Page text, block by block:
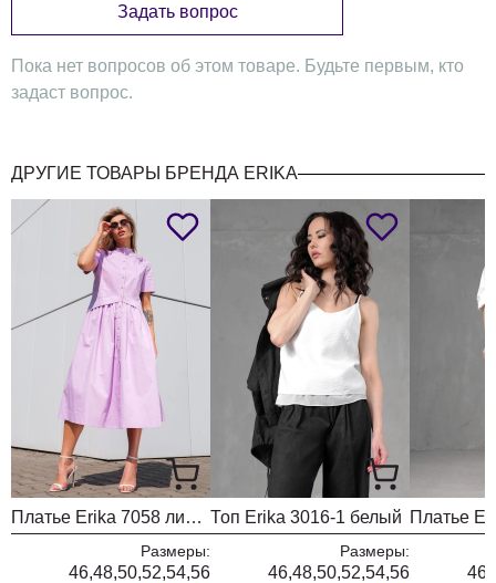
Задать вопрос
Пока нет вопросов об этом товаре. Будьте первым, кто
задаст вопрос.
ДРУГИЕ ТОВАРЫ БРЕНДА ERIKA
Платье Erika 7058 лиловый
Размеры:
46,48,50,52,54,56
Топ Erika 3016-1 белый
Размеры:
46,48,50,52,54,56